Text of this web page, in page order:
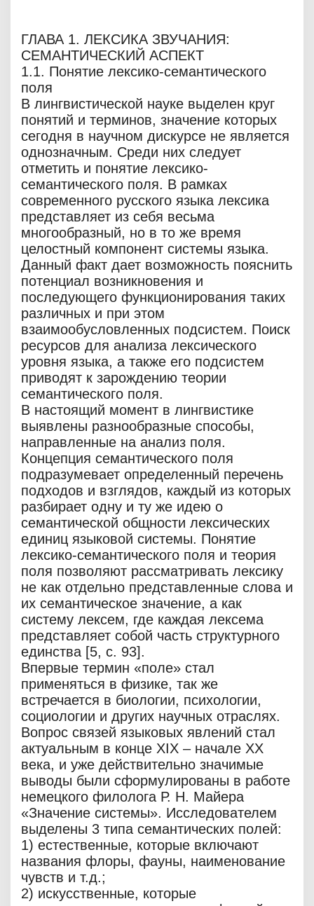
ГЛАВА 1. ЛЕКСИКА ЗВУЧАНИЯ:
СЕМАНТИЧЕСКИЙ АСПЕКТ
1.1. Понятие лексико-семантического
поля
В лингвистической науке выделен круг
понятий и терминов, значение которых
сегодня в научном дискурсе не является
однозначным. Среди них следует
отметить и понятие лексико-
семантического поля. В рамках
современного русского языка лексика
представляет из себя весьма
многообразный, но в то же время
целостный компонент системы языка.
Данный факт дает возможность пояснить
потенциал возникновения и
последующего функционирования таких
различных и при этом
взаимообусловленных подсистем. Поиск
ресурсов для анализа лексического
уровня языка, а также его подсистем
приводят к зарождению теории
семантического поля.
В настоящий момент в лингвистике
выявлены разнообразные способы,
направленные на анализ поля.
Концепция семантического поля
подразумевает определенный перечень
подходов и взглядов, каждый из которых
разбирает одну и ту же идею о
семантической общности лексических
единиц языковой системы. Понятие
лексико-семантического поля и теория
поля позволяют рассматривать лексику
не как отдельно представленные слова и
их семантическое значение, а как
систему лексем, где каждая лексема
представляет собой часть структурного
единства [5, с. 93].
Впервые термин «поле» стал
применяться в физике, так же
встречается в биологии, психологии,
социологии и других научных отраслях.
Вопрос связей языковых явлений стал
актуальным в конце XIX – начале XX
века, и уже действительно значимые
выводы были сформулированы в работе
немецкого филолога Р. Н. Майера
«Значение системы». Исследователем
выделены 3 типа семантических полей:
1) естественные, которые включают
названия флоры, фауны, наименование
чувств и т.д.;
2) искусственные, которые